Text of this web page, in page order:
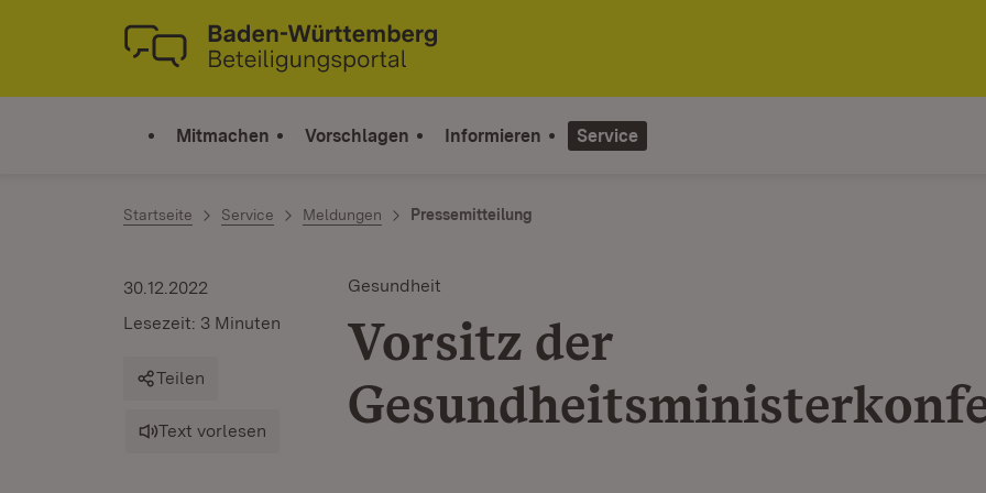
Zum Inhalt springen
Link zur Startseite
Mitmachen Vorschlagen Informieren Service
Startseite Service Meldungen Pressemitteilung
Gesundheit
Vorsitz der
30.12.2022
Lesezeit: 3 Minuten
Teilen
Text vorlesen